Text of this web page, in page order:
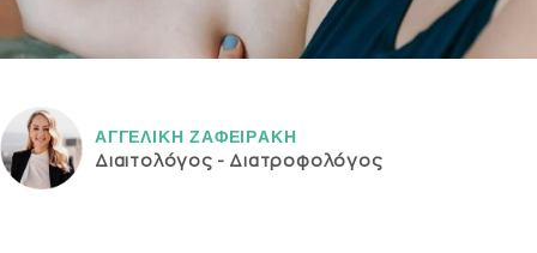
ΑΓΓΕΛΙΚH ΖΑΦΕΙΡAΚΗ
Διαιτολόγος - Διατροφολόγος